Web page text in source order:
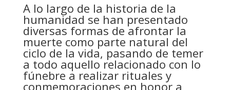
A lo largo de la historia de la
humanidad se han presentado
diversas formas de afrontar la
muerte como parte natural del
ciclo de la vida, pasando de temer
a todo aquello relacionado con lo
fúnebre a realizar rituales y
conmemoraciones en honor a